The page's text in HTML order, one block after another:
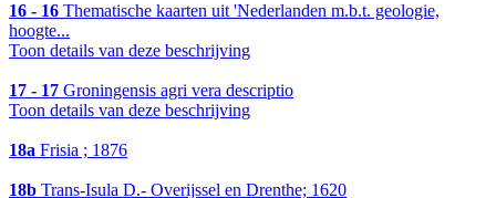
16 - 16 Thematische kaarten uit 'Nederlanden m.b.t. geologie,
hoogte...
Toon details van deze beschrijving
17 - 17 Groningensis agri vera descriptio
Toon details van deze beschrijving
18a Frisia ; 1876
18b Trans-Isula D.- Overijssel en Drenthe; 1620